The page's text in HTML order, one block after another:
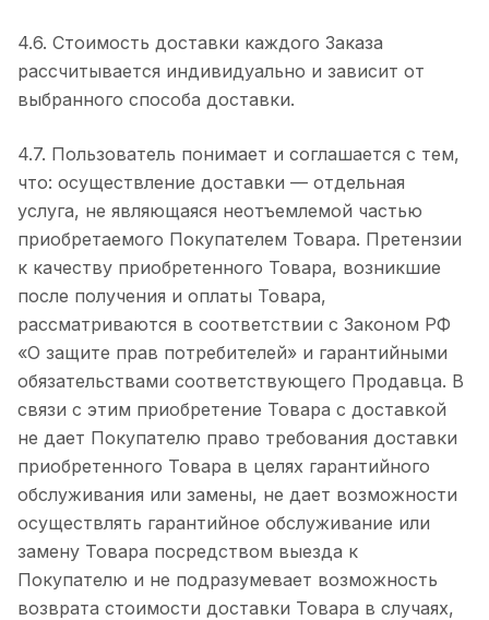
4.6. Стоимость доставки каждого Заказа
рассчитывается индивидуально и зависит от
выбранного способа доставки.
4.7. Пользователь понимает и соглашается с тем,
что: осуществление доставки — отдельная
услуга, не являющаяся неотъемлемой частью
приобретаемого Покупателем Товара. Претензии
к качеству приобретенного Товара, возникшие
после получения и оплаты Товара,
рассматриваются в соответствии с Законом РФ
«О защите прав потребителей» и гарантийными
обязательствами соответствующего Продавца. В
связи с этим приобретение Товара с доставкой
не дает Покупателю право требования доставки
приобретенного Товара в целях гарантийного
обслуживания или замены, не дает возможности
осуществлять гарантийное обслуживание или
замену Товара посредством выезда к
Покупателю и не подразумевает возможность
возврата стоимости доставки Товара в случаях,